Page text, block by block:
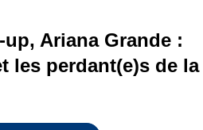
Ariana Grande :
les perdant(e)s de la